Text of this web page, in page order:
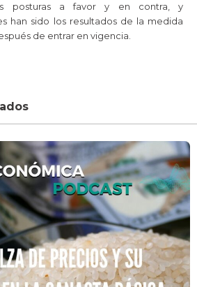
posturas a favor y en contra, y
han sido los resultados de la medida
de entrar en vigencia.